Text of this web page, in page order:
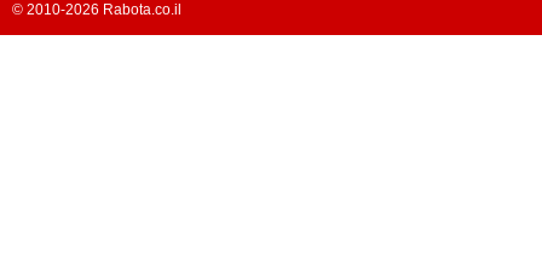
© 2010-2026 Rabota.co.il